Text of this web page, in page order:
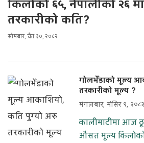
किलोको ६५, नेपालीको २६
तरकारीको कति?
सोमबार, चैत ३०, २०८२
गोलभेँडाको मूल्य
तरकारीको मूल्य ?
मंगलबार, मंसिर ९, २०८२
कालीमाटीमा आज
औसत मूल्य किलोको